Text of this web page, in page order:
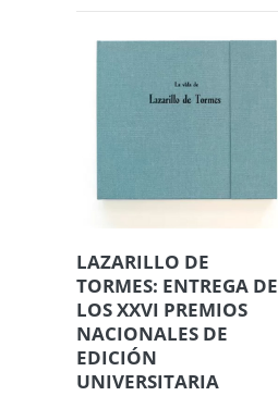
LAZARILLO DE
TORMES: ENTREGA DE
LOS XXVI PREMIOS
NACIONALES DE
EDICIÓN
UNIVERSITARIA